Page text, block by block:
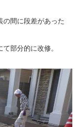
の間に段差があった
部分的に改修。